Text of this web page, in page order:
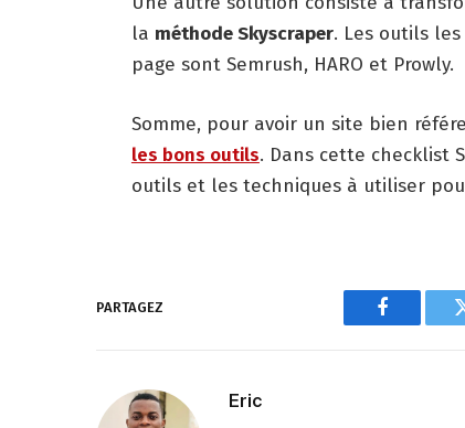
la méthode Skyscraper. Les outils
page sont Semrush, HARO et Prowly.
Somme, pour avoir un site bien
les bons outils. Dans cette checklist
outils et les techniques à utiliser
PARTAGEZ
Facebook
Eric